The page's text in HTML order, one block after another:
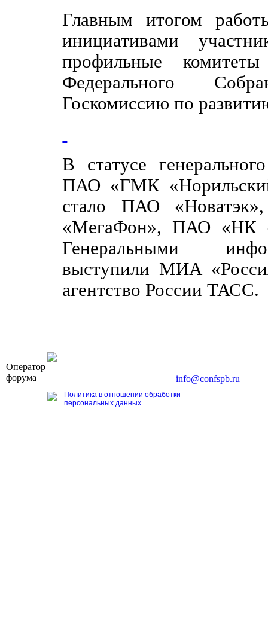
Главным итогом
инициативами
профильные
Федерального
Госкомиссию по
В статусе
ПАО «ГМК
стало ПАО
«МегаФон», ПАО «НК
Генеральными
выступили МИА
агентство России ТАСС.
Оператор
форума
info@confspb.ru
Политика в отношении обработки
персональных данных